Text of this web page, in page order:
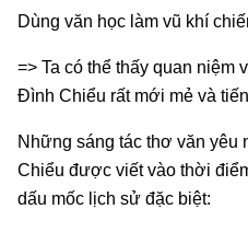
Dùng văn học làm vũ khí
=> Ta có thể thấy quan niệm
Đình Chiểu rất mới mẻ và
Những sáng tác thơ văn
Chiểu được viết vào thời
dấu mốc lịch sử đặc biệt: